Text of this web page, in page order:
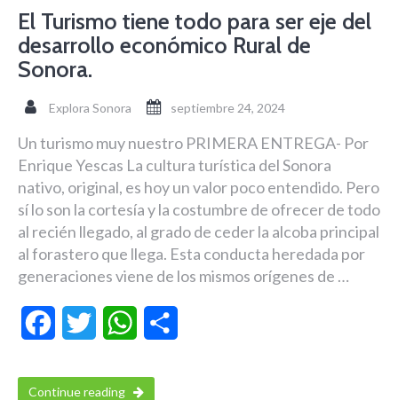
El Turismo tiene todo para ser eje del
desarrollo económico Rural de
Sonora.
Explora Sonora septiembre 24, 2024
Un turismo muy nuestro PRIMERA ENTREGA- Por
Enrique Yescas La cultura turística del Sonora
nativo, original, es hoy un valor poco entendido. Pero
sí lo son la cortesía y la costumbre de ofrecer de todo
al recién llegado, al grado de ceder la alcoba principal
al forastero que llega. Esta conducta heredada por
generaciones viene de los mismos orígenes de …
FacebookTwitter WhatsApp
Continue reading